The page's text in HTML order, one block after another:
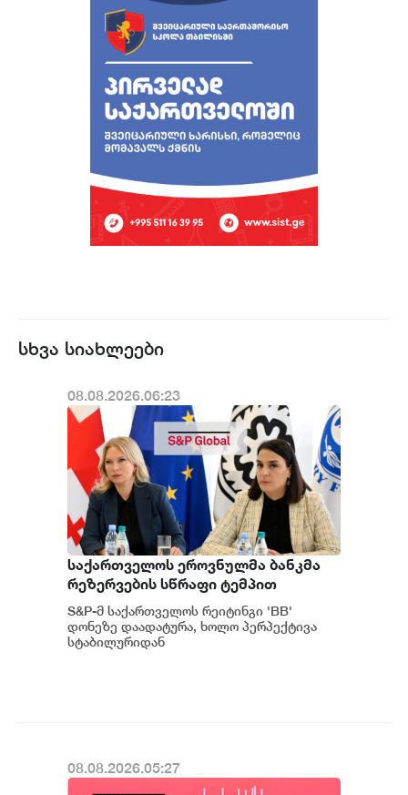
სხვა სიახლეები
08.08.2026.06:23
საქართველოს ეროვნულმა ბანკმა
რეზერვების სწრაფი ტემპით
დაგროვება განაგრძო და ივლისში
რეკორდულ ნიშნულს $7.1 მილიარდს
მიაღწია - S&P
S&P-მ საქართველოს რეიტინგი 'BB'
დონეზე დაადატურა, ხოლო პერპექტივა
სტაბილურიდან
08.08.2026.05:27